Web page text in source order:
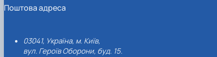
Поштова адреса
03041, Україна, м. Київ,
вул. Героїв Оборони, буд. 15.